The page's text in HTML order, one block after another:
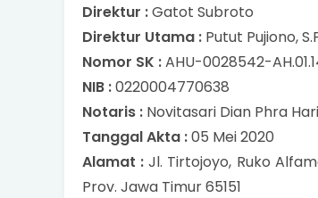
Direktur :Gatot Subroto
Direktur Utama : Putut Pujiono,
Nomor SK :AHU-0028542-
NIB :0220004770638
Notaris : Novitasari Dian Phra
Tanggal Akta :05 Mei 2020
Alamat : Jl. Tirtojoyo, Ruko
Prov. Jawa Timur 65151